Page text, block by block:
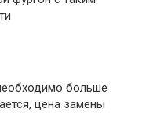
больше
цена замены